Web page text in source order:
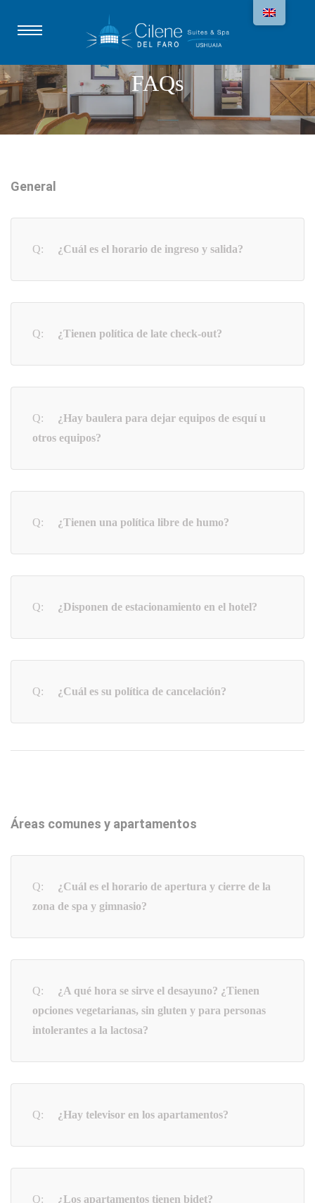
FAQs
General
¿Cuál es el horario de ingreso y salida?
¿Tienen política de late check-out?
¿Hay baulera para dejar equipos de esquí u
otros equipos?
¿Tienen una política libre de humo?
¿Disponen de estacionamiento en el hotel?
¿Cuál es su política de cancelación?
Áreas comunes y apartamentos
¿Cuál es el horario de apertura y cierre de la
zona de spa y gimnasio?
¿A qué hora se sirve el desayuno? ¿Tienen
opciones vegetarianas, sin gluten y para personas
intolerantes a la lactosa?
¿Hay televisor en los apartamentos?
¿Los apartamentos tienen bidet?